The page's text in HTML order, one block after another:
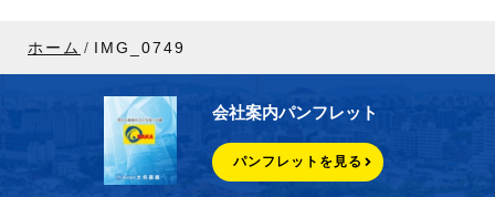
ホーム IMG_0749
会社案内パンフレット
パンフレットを見る